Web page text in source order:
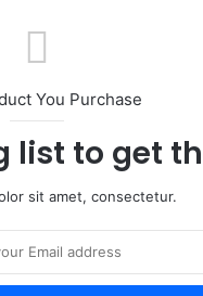
You Purchase
list to get
sit amet, consectetur.